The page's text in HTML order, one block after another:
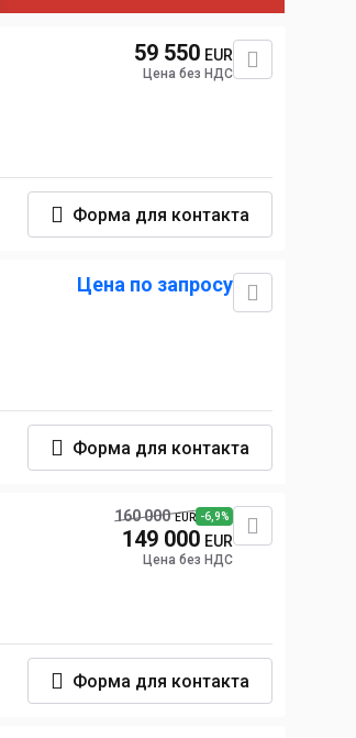
59 550 EUR
Цена без НДС
Форма для контакта
Цена по запросу
Форма для контакта
160 000 EUR -6,9%
149 000 EUR
Цена без НДС
Форма для контакта